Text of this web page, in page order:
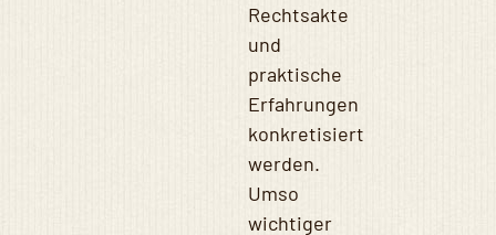
Rechtsakte
und
praktische
Erfahrungen
konkretisiert
werden.
Umso
wichtiger